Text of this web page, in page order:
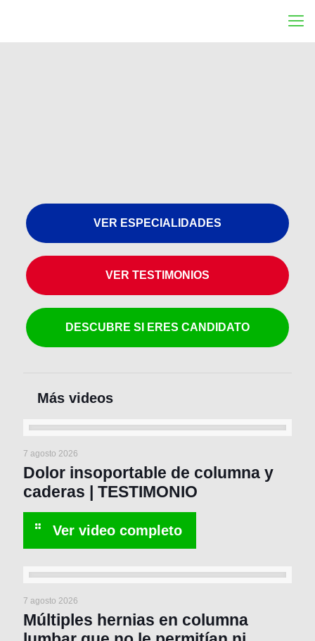
VER ESPECIALIDADES
VER TESTIMONIOS
DESCUBRE SI ERES CANDIDATO
7 agosto 2026
Dolor insoportable de columna y
caderas | TESTIMONIO
7 agosto 2026
Múltiples hernias en columna